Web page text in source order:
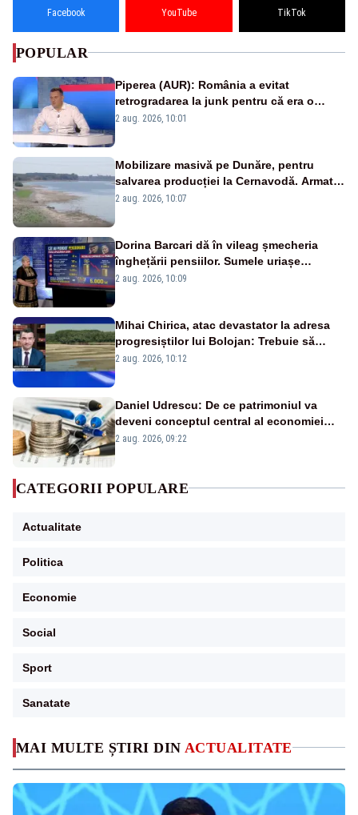
MAI MULTE ȘTIRI DIN ACTUALITATE
Facebook YouTube TikTok
POPULAR
Piperea (AUR): România a evitat
retrogradarea la junk pentru că era o
catastrofă pentru bănci și fondurile de
2 aug. 2026, 10:01
Mobilizare masivă pe Dunăre, pentru
salvarea producției la Cernavodă. Armata
va detona o stâncă și va devia apa
2 aug. 2026, 10:07
Dorina Barcari dă în vileag șmecheria
înghețării pensiilor. Sumele uriașe
pierdute de fiecare român
2 aug. 2026, 10:09
Mihai Chirica, atac devastator la adresa
progresiștilor lui Bolojan: Trebuie să
protejăm și natura, dar nu șținem omaneii
2 aug. 2026, 10:12
Daniel Udrescu: De ce patrimoniul va
deveni conceptul central al economiei
viitoare?
2 aug. 2026, 09:22
CATEGORII POPULARE
Actualitate
Politica
Economie
Social
Sport
Sanatate